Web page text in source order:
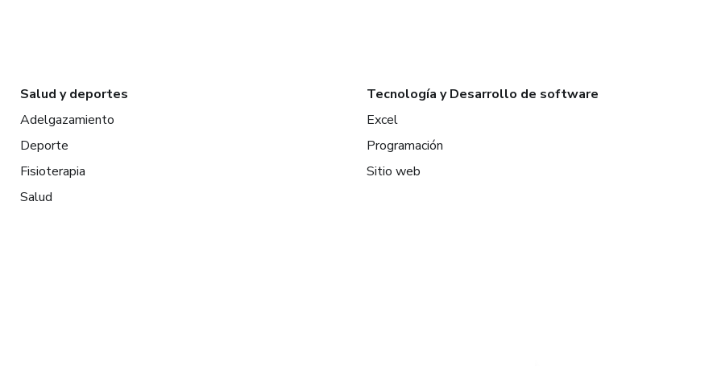
Salud y deportes
Adelgazamiento
Deporte
Fisioterapia
Salud
Tecnología y Desarrollo de software
Excel
Programación
Sitio web